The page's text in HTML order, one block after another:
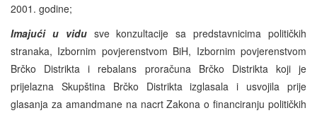
2001. godine;
Imajući u vidusve konzultacije sa predstavnicima političkih
stranaka, Izbornim povjerenstvom BiH, Izbornim povjerenstvom
Brčko Distrikta i rebalans proračuna Brčko Distrikta koji je
prijelazna Skupština Brčko Distrikta izglasala i usvojila prije
glasanja za amandmane na nacrt Zakona o financiranju političkih